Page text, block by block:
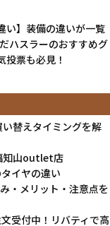
い】装備の違いが一覧
ハスラーのおすすめグ
投票も必見！
替えタイミングを解
知山outlet店
イヤの違い
・メリット・注意点を
受付中！リバティで高